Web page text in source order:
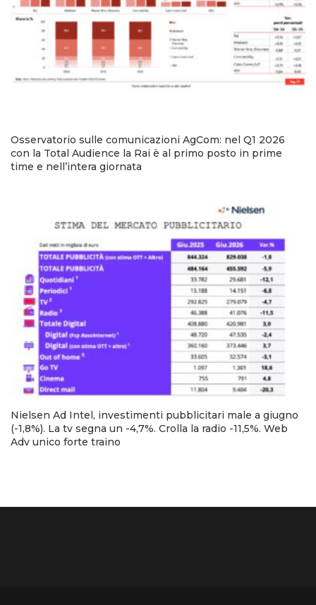
Osservatorio sulle comunicazioni AgCom: nel Q1 2026
con la Total Audience la Rai è al primo posto in prime
time e nell’intera giornata
Nielsen Ad Intel, investimenti pubblicitari male a giugno
(-1,8%). La tv segna un -4,7%. Crolla la radio -11,5%. Web
Adv unico forte traino